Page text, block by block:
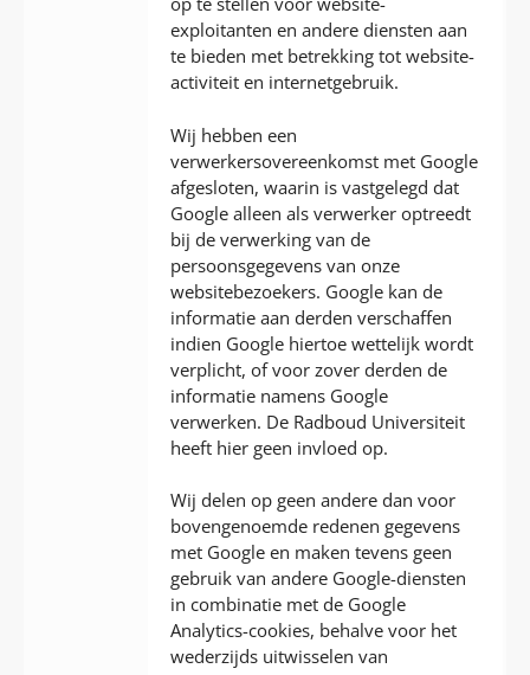
exploitanten en andere diensten aan
te bieden met betrekking tot website-
activiteit en internetgebruik.
Wij hebben een
verwerkersovereenkomst met Google
afgesloten, waarin is vastgelegd dat
Google alleen als verwerker optreedt
bij de verwerking van de
persoonsgegevens van onze
websitebezoekers. Google kan de
informatie aan derden verschaffen
indien Google hiertoe wettelijk wordt
verplicht, of voor zover derden de
informatie namens Google
verwerken. De Radboud Universiteit
heeft hier geen invloed op.
Wij delen op geen andere dan voor
bovengenoemde redenen gegevens
met Google en maken tevens geen
gebruik van andere Google-diensten
in combinatie met de Google
Analytics-cookies, behalve voor het
wederzijds uitwisselen van